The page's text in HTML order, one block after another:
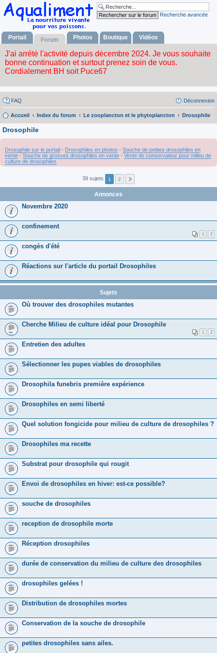
Recherche avancée
Portail Forum Photos Boutique Vidéos
FAQ Déconnexion
Accueil Index du forum Le zooplancton et le phytoplancton Drosophile
Drosophile
Drosophile sur le portail - Drosophiles en photos - Souche de petites drosophiles en
vente - Souche de grosses drosophiles en vente - Vente de conservateur pour milieu de
culture de drosophiles
39 sujets 1 2
Annonces
Novembre 2020
confinement
1 2
congès d'été
Réactions sur l'article du portail Drosophiles
Sujets
Où trouver des drosophiles mutantes
Cherche Milieu de culture idéal pour Drosophile
1 2
Entretien des adultes
Sélectionner les pupes viables de drosophiles
Drosophila funebris première expérience
Drosophiles en semi liberté
Quel solution fongicide pour milieu de culture de drosophiles ?
Drosophiles ma recette
Substrat pour drosophile qui rougit
Envoi de drosophiles en hiver: est-ce possible?
souche de drosophiles
reception de drosophile morte
Réception drosophiles
durée de conservation du milieu de culture des drosophiles
drosophiles gelées !
Distribution de drosophiles mortes
Conservation de la souche de drosophile
petites drosophiles sans ailes.